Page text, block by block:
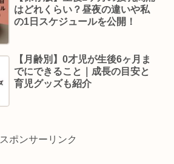
はどれくらい？昼夜の違いや私
の1日スケジュールを公開！
【月齢別】0才児が生後6ヶ月ま
でにできること｜成長の目安と
育児グッズも紹介
スポンサーリンク